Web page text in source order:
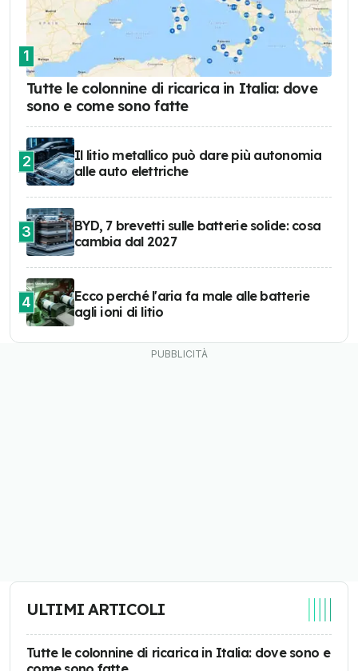
1
Tutte le colonnine di ricarica in Italia: dove
sono e come sono fatte
2
Il litio metallico può dare più autonomia
alle auto elettriche
3
BYD, 7 brevetti sulle batterie solide: cosa
cambia dal 2027
4
Ecco perché l'aria fa male alle batterie
agli ioni di litio
ULTIMI ARTICOLI
Tutte le colonnine di ricarica in Italia: dove sono e